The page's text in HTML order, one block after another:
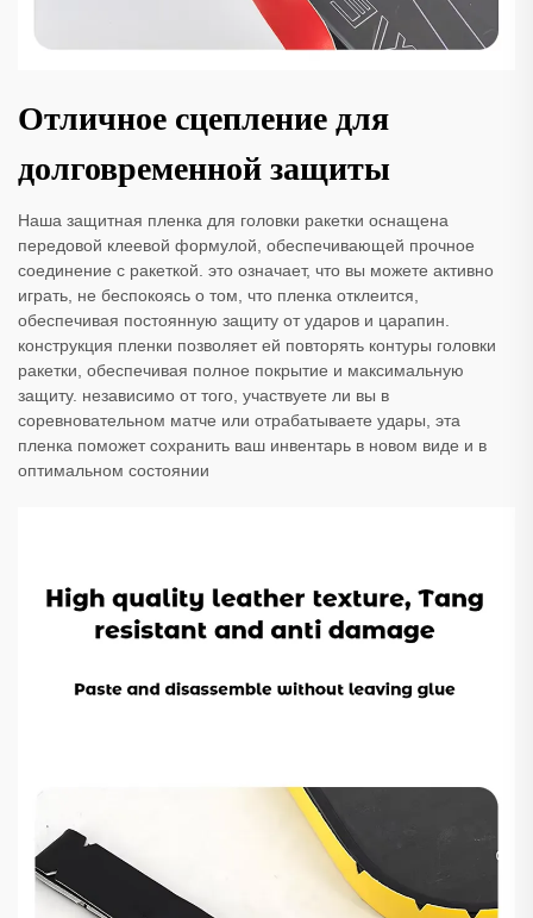
Отличное сцепление для
долговременной защиты
Наша защитная пленка для головки ракетки оснащена
передовой клеевой формулой, обеспечивающей прочное
соединение с ракеткой. это означает, что вы можете активно
играть, не беспокоясь о том, что пленка отклеится,
обеспечивая постоянную защиту от ударов и царапин.
конструкция пленки позволяет ей повторять контуры головки
ракетки, обеспечивая полное покрытие и максимальную
защиту. независимо от того, участвуете ли вы в
соревновательном матче или отрабатываете удары, эта
пленка поможет сохранить ваш инвентарь в новом виде и в
оптимальном состоянии